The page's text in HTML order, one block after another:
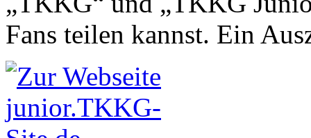
Fans teilen kannst. Ein